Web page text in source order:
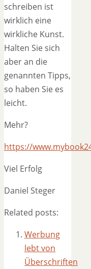
schreiben ist
wirklich eine
wirkliche Kunst.
Halten Sie sich
aber an die
genannten Tipps,
so haben Sie es
leicht.
Mehr?
https://
Viel Erfolg
Daniel Steger
Related posts:
Werbung
lebt von
Überschriften